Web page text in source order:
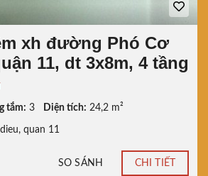
xh đường Phó Cơ
11, dt 3x8m, 4 tầng
tắm: 3 Diện tích: 24,2 m²
, quan 11
SO SÁNH CHI TIẾT